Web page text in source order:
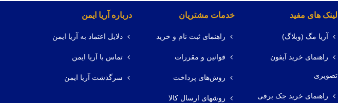
لینک های مفید
آریا مگ (وبلاگ)
راهنمای خرید آیفون
تصویری
راهنمای خرید جک برقی
خدمات مشتریان
راهنمای ثبت نام و خرید
قوانین و مقررات
روش‌های پرداخت
روشهای ارسال کالا
درباره آریا ایمن
دلایل اعتماد به آریا ایمن
تماس با آریا ایمن
سرگذشت آریا ایمن